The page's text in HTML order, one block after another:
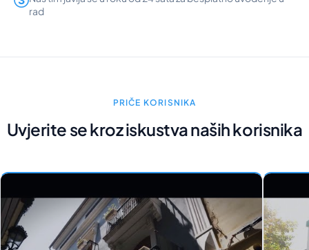
rad
PRIČE KORISNIKA
Uvjerite se kroz iskustva naših korisnika